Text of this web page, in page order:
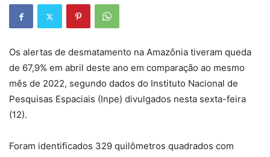
Os alertas de desmatamento na Amazônia tiveram queda
de 67,9% em abril deste ano em comparação ao mesmo
mês de 2022, segundo dados do Instituto Nacional de
Pesquisas Espaciais (Inpe) divulgados nesta sexta-feira
(12).
Foram identificados 329 quilômetros quadrados com